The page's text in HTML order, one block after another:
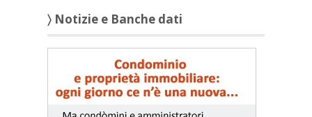
〉 Notizie e Banche dati